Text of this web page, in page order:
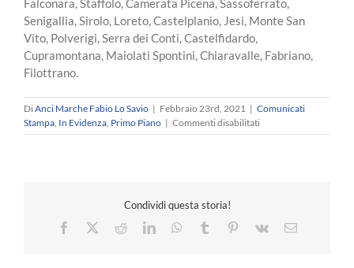
Falconara, Staffolo, Camerata Picena, Sassoferrato,
Senigallia, Sirolo, Loreto, Castelplanio, Jesi, Monte San
Vito, Polverigi, Serra dei Conti, Castelfidardo,
Cupramontana, Maiolati Spontini, Chiaravalle, Fabriano,
Filottrano.
DiAnci Marche Fabio Lo Savio | Febbraio 23rd, 2021 | Comunicati
Stampa In Evidenza Primo Piano | Commenti disabilitatisu
ANCI
arancione
Condividi questa storia!
Facebook
RedditLinkedInWhatsApp
Tumblr Pinterest
Vk Email